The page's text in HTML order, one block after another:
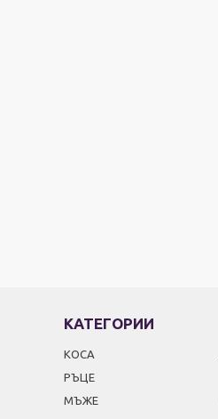
КАТЕГОРИИ
КОСА
РЪЦЕ
МЪЖЕ